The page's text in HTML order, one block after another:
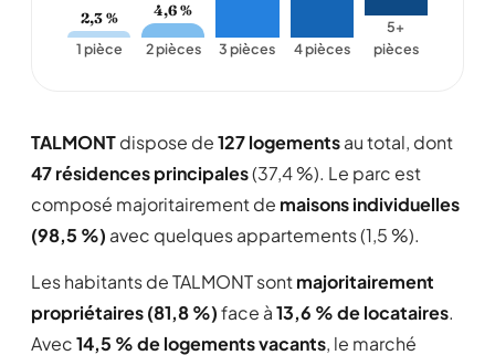
2,3 %
1 pièce
4,6 %
2 pièces 3 pièces 4 pièces
5+
pièces
TALMONTdispose de127 logementsau total, dont
47 résidences principales(37,4 %). Le parc est
composé majoritairement de maisons individuelles
(98,5 %) avec quelques appartements (1,5 %).
Les habitants de TALMONT sontmajoritairement
propriétaires (81,8 %)face à13,6 % de locataires.
Avec14,5 % de logements vacants, le marché